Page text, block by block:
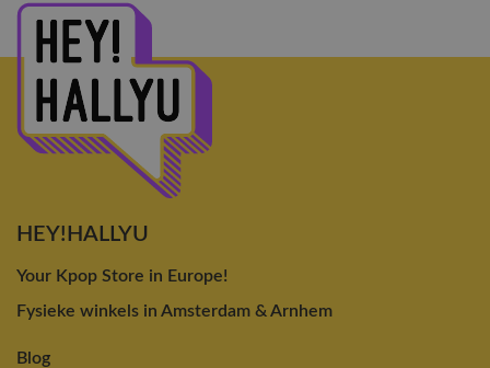
HEY!HALLYU
Your Kpop Store in Europe!
Fysieke winkels in Amsterdam & Arnhem
Blog